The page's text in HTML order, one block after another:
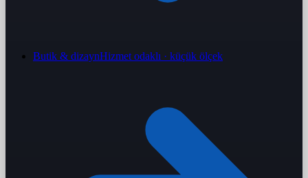
Butik & dizaynHizmet odaklı · küçük ölçek